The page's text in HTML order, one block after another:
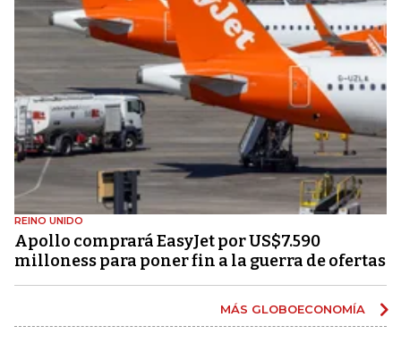
REINO UNIDO
Apollo comprará EasyJet por US$7.590
milloness para poner fin a la guerra de ofertas
MÁS GLOBOECONOMÍA